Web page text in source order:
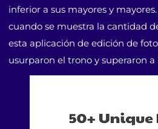
inferior a sus mayores y
cuando se muestra la cantidad
esta aplicación de edición de
usurparon el trono y superaron